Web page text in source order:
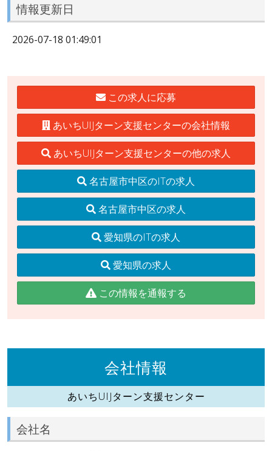
情報更新日
2026-07-18 01:49:01
この求人に応募
あいちUIJターン支援センターの会社情報
あいちUIJターン支援センターの他の求人
名古屋市中区のITの求人
名古屋市中区の求人
愛知県のITの求人
愛知県の求人
この情報を通報する
会社情報
あいちUIJターン支援センター
会社名